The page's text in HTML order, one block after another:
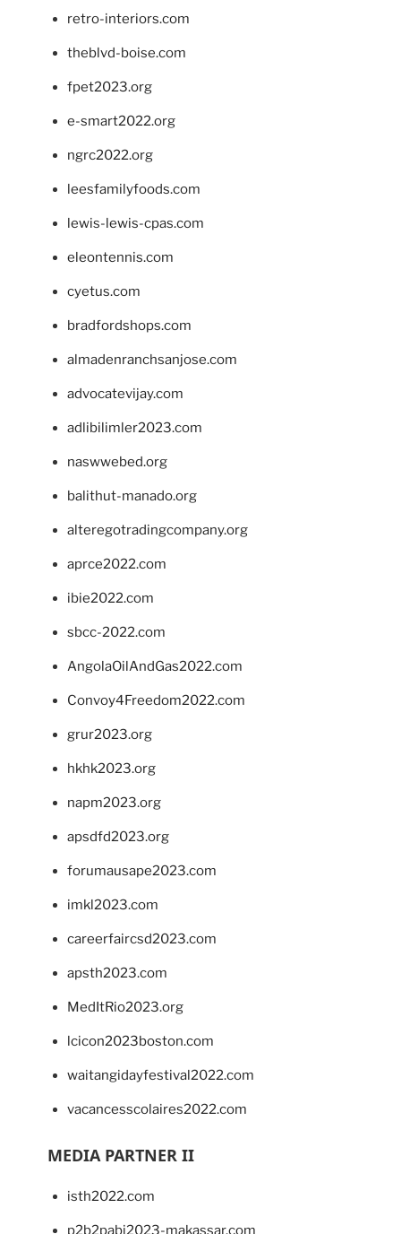
retro-interiors.com
theblvd-boise.com
fpet2023.org
e-smart2022.org
ngrc2022.org
leesfamilyfoods.com
lewis-lewis-cpas.com
eleontennis.com
cyetus.com
bradfordshops.com
almadenranchsanjose.com
advocatevijay.com
adlibilimler2023.com
naswwebed.org
balithut-manado.org
alteregotradingcompany.org
aprce2022.com
ibie2022.com
sbcc-2022.com
AngolaOilAndGas2022.com
Convoy4Freedom2022.com
grur2023.org
hkhk2023.org
napm2023.org
apsdfd2023.org
forumausape2023.com
imkl2023.com
careerfaircsd2023.com
apsth2023.com
MedItRio2023.org
lcicon2023boston.com
waitangidayfestival2022.com
vacancesscolaires2022.com
MEDIA PARTNER II
isth2022.com
p2b2pabi2023-makassar.com